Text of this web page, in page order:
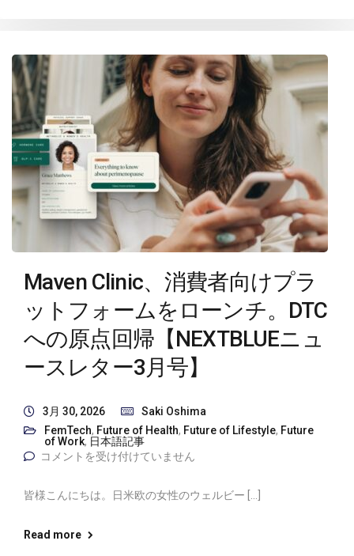
Maven Clinic、消費者向けプラ
ットフォームをローンチ。DTC
への原点回帰【NEXTBLUEニュ
ースレター3月号】
3月 30, 2026
Saki Oshima
FemTech, Future of Health, Future of Lifestyle, Future
of Work, 日本語記事
コメントを受け付けていません
皆様こんにちは。日米欧の女性のウェルビー […]
Read more